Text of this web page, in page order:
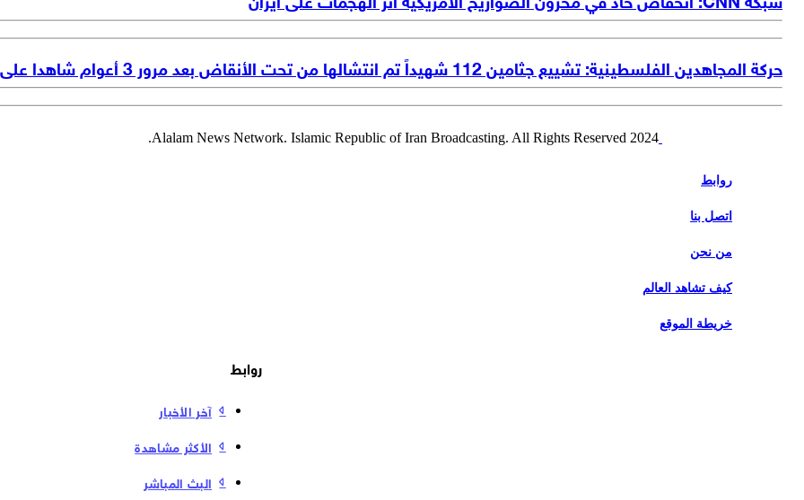
حركة المجاهدين الفلسطينية: تشييع جثامين 112 شهيداً تم انتشالها من تحت الأنقاض بعد مرور 3 أعوام شاهدا على بشاعة ووحشية العدو الصهيوني
2024 Alalam News Network. Islamic Republic of Iran Broadcasting. All Rights Reserved.
روابط
اتصل بنا
من نحن
كيف تشاهد العالم
خريطة الموقع
روابط
آخر الأخبار
الأكثر مشاهدة
البث المباشر